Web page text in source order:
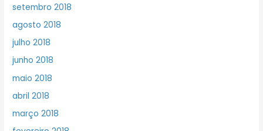
setembro 2018
agosto 2018
julho 2018
junho 2018
maio 2018
abril 2018
março 2018